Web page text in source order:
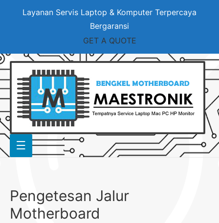
Layanan Servis Laptop & Komputer Terpercaya
Bergaransi
GET A QUOTE
Pengetesan Jalur
Motherboard